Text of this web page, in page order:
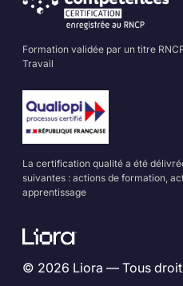
Formation validée par un titre
Travail
La certification qualité a été
suivantes : actions de formation,
apprentissage
© 2026 Liora — Tous